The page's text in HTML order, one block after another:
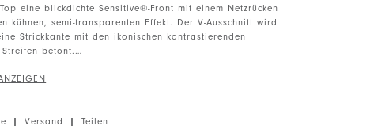
eine blickdichte Sensitive®-Front mit einem Netzrücken
kühnen, semi-transparenten Effekt. Der V-Ausschnitt wird
Strickkante mit den ikonischen kontrastierenden
betont.
V-Ausschnitt mit Strickkante. Kleine Brusttasche auf der
| Versand | Teilen